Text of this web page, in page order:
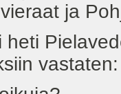
ja
heti
vastaten: